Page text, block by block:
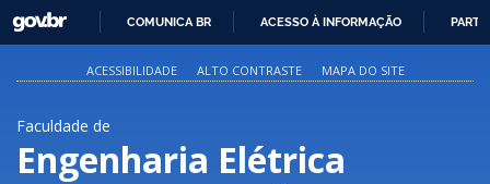
PARA
O
GOVBR
COMUNICA BR ACESSO À INFORMAÇÃO
ACESSIBILIDADE ALTO CONTRASTE MAPA DO SITE
Faculdade de
Engenharia Elétrica